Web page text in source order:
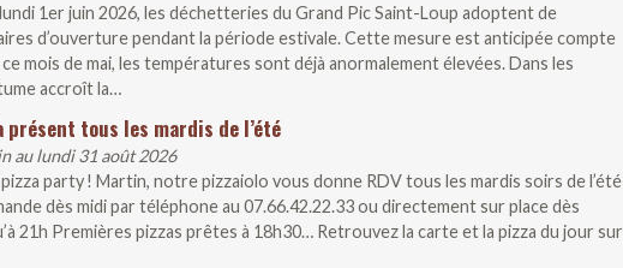
1er juin 2026, les déchetteries du Grand Pic Saint-Loup adoptent de
d’ouverture pendant la période estivale. Cette mesure est anticipée compte
mois de mai, les températures sont déjà anormalement élevées. Dans les
accroît la…
tous les mardis de l’été
au lundi 31 août 2026
pizza party ! Martin, notre pizzaiolo vous donne RDV tous les mardis soirs de l’été
dès midi par téléphone au 07.66.42.22.33 ou directement sur place dès
21h Premières pizzas prêtes à 18h30… Retrouvez la carte et la pizza du jour sur